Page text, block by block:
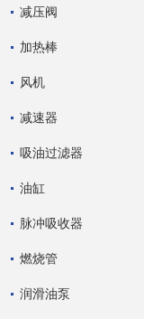
减压阀
加热棒
风机
减速器
吸油过滤器
油缸
脉冲吸收器
燃烧管
润滑油泵